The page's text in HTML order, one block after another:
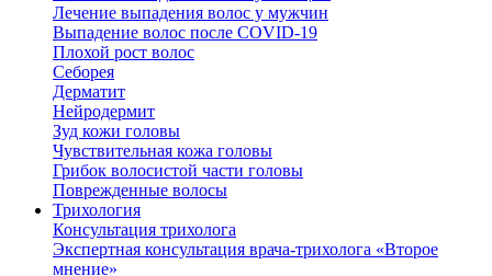
Лечение выпадения волос у мужчин
Выпадение волос после COVID-19
Плохой рост волос
Cеборея
Дерматит
Нейродермит
Зуд кожи головы
Чувствительная кожа головы
Грибок волосистой части головы
Поврежденные волосы
Трихология
Консультация трихолога
Экспертная консультация врача-трихолога «Второе
мнение»